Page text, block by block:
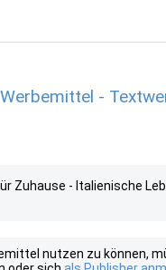
-
Zuhause - Italienische
nutzen zu können,